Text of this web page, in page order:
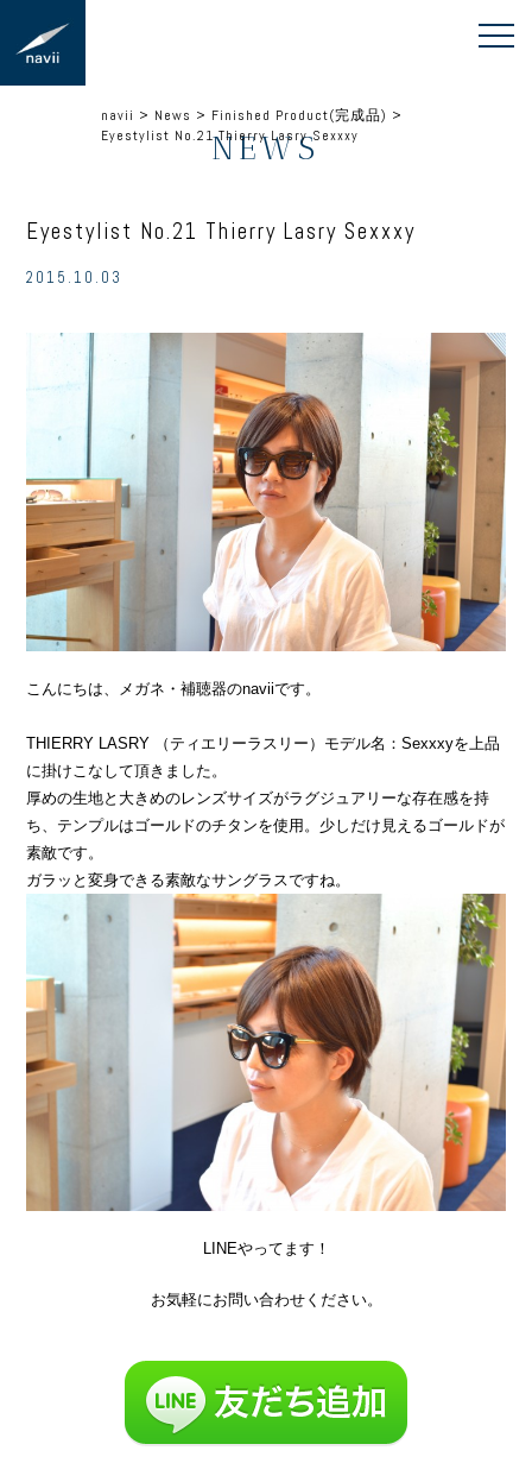
navii > News > Finished Product(完成品) >
Eyestylist No.21 Thierry Lasry Sexxxy
NEWS
Eyestylist No.21 Thierry Lasry Sexxxy
2015.10.03
こんにちは、メガネ・補聴器のnaviiです。
THIERRY LASRY （ティエリーラスリー）モデル名：Sexxxyを上品
に掛けこなして頂きました。
厚めの生地と大きめのレンズサイズがラグジュアリーな存在感を持
ち、テンプルはゴールドのチタンを使用。少しだけ見えるゴールドが
素敵です。
ガラッと変身できる素敵なサングラスですね。
LINEやってます！
お気軽にお問い合わせください。